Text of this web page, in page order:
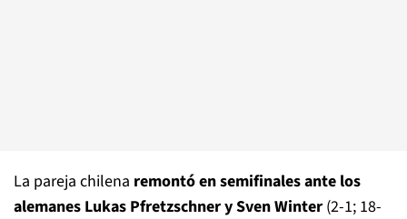
La pareja chilena remontó en semifinales ante los
alemanes Lukas Pfretzschner y Sven Winter (2-1; 18-